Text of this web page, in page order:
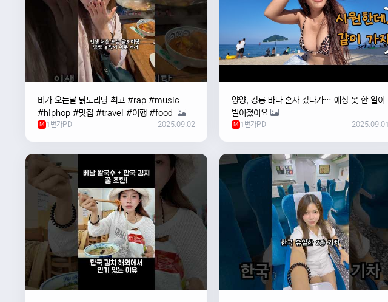
비가 오는날 ￼닭도리탕 최고 #rap #music
#hiphop #맛집 #travel #여행 #food ￼
M 1번가PD 2025.09.02
양양, 강릉 바다 혼자 갔다가… 예상 못 한 일이
벌어졌어요
M 1번가PD 2025.09.01